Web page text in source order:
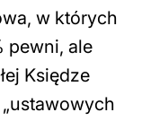
w których
pewni, ale
Księdze